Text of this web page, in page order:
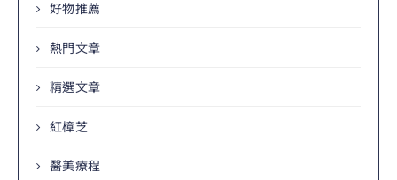
好物推薦
熱門文章
精選文章
紅樟芝
醫美療程